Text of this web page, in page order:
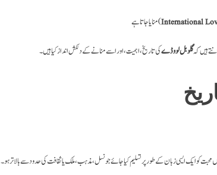
منایا جاتا ہے(
ہیں کہگلوبل لوو ڈےکی تاریخ، اہمیت، اور اسے منانے کے دلکش انداز کیا ہیں۔
محبت کو ایک ایسی زبان کے طور پر تسلیم کیا جائے جو نسل، مذہب، ملک یا ثقافت کی حدود سے بالاتر ہو۔